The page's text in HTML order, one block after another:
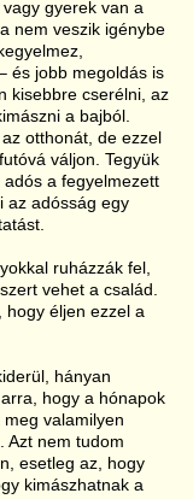
gyerek van a
nem veszik igénybe
és jobb megoldás is
kisebbre cserélni, az
a bajból.
otthonát, de ezzel
váljon. Tegyük
a fegyelmezett
az adósság egy
ruházzák fel,
vehet a család.
hogy éljen ezzel a
hányan
hogy a hónapok
valamilyen
Azt nem tudom
esetleg az, hogy
kimászhatnak a